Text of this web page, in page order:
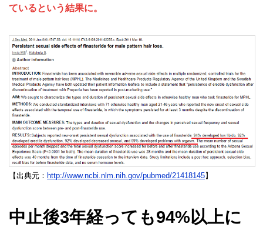
ているという結果に。
【出典元： http://www.ncbi.nlm.nih.gov/pubmed/21418145】
中止後3年経っても94%以上に